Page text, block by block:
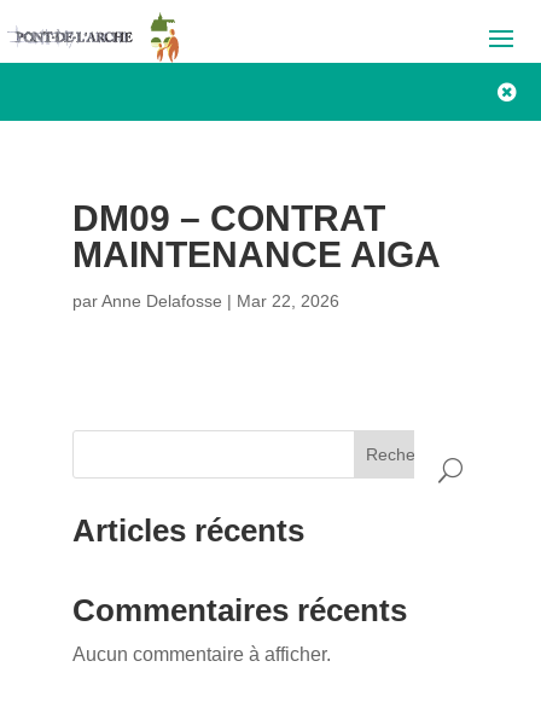

DM09 – CONTRAT
MAINTENANCE AIGA
parAnne Delafosse | Mar 22, 2026
Rechercher
Articles récents
Commentaires récents
Aucun commentaire à afficher.